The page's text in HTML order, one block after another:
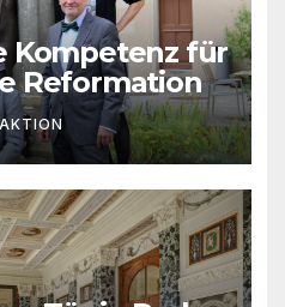
Kompetenz für
Reformation